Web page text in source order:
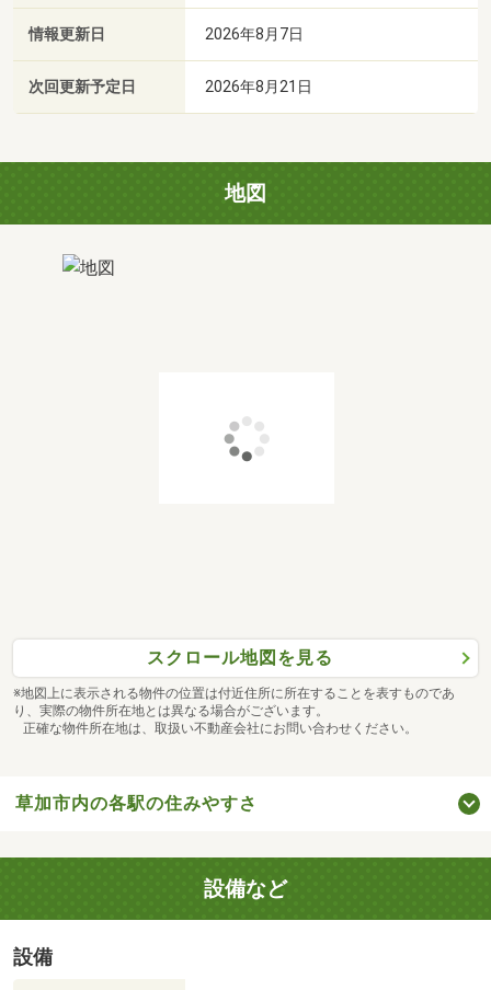
情報更新日 2026年8月7日
次回更新予定日 2026年8月21日
地図
スクロール地図を見る
※地図上に表示される物件の位置は付近住所に所在することを表すものであ
り、実際の物件所在地とは異なる場合がございます。
正確な物件所在地は、取扱い不動産会社にお問い合わせください。
草加市内の各駅の住みやすさ
設備など
設備